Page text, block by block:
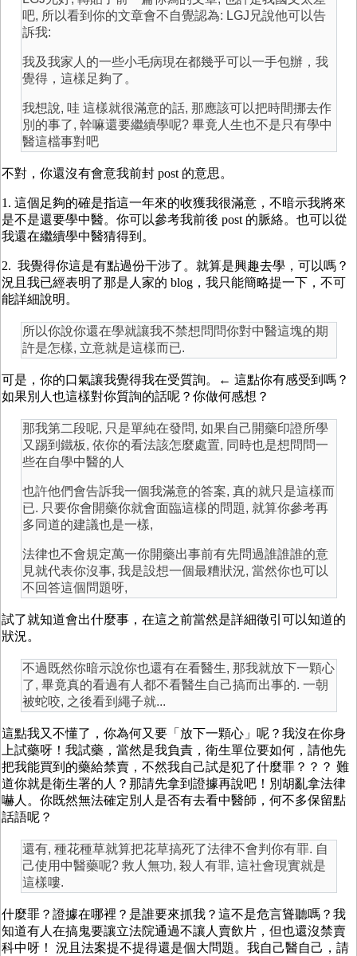
吧, 所以看到你的文章會不自覺認為: LGJ兄說他可以告
訴我:
我及我家人的一些小毛病現在都幾乎可以一手包辦，我
覺得，這樣足夠了。
我想說, 哇 這樣就很滿意的話, 那應該可以把時間挪去作
別的事了, 幹嘛還要繼續學呢? 畢竟人生也不是只有學中
醫這檔事對吧
不對，你還沒有會意我前封 post 的意思。
1. 這個足夠的確是指這一年來的收獲我很滿意，不暗示我將來
是不是還要學中醫。你可以參考我前後 post 的脈絡。也可以從
我還在繼續學中醫猜得到。
2. 我覺得你這是有點過份干涉了。就算是興趣去學，可以嗎？
況且我已經表明了那是人家的 blog，我只能簡略提一下，不可
能詳細說明。
所以你說你還在學就讓我不禁想問問你對中醫這塊的期
許是怎樣, 立意就是這樣而已.
可是，你的口氣讓我覺得我在受質詢。← 這點你有感受到嗎？
如果別人也這樣對你質詢的話呢？你做何感想？
那我第二段呢, 只是單純在發問, 如果自己開藥印證所學
又踢到鐵板, 依你的看法該怎麼處置, 同時也是想問問一
些在自學中醫的人
也許他們會告訴我一個我滿意的答案, 真的就只是這樣而
已. 只要你會開藥你就會面臨這樣的問題, 就算你參考再
多同道的建議也是一樣,
法律也不會規定萬一你開藥出事前有先問過誰誰誰的意
見就代表你沒事, 我是設想一個最糟狀況, 當然你也可以
不回答這個問題呀,
試了就知道會出什麼事，在這之前當然是詳細徵引可以知道的
狀況。
不過既然你暗示說你也還有在看醫生, 那我就放下一顆心
了, 畢竟真的看過有人都不看醫生自己搞而出事的. 一朝
被蛇咬, 之後看到繩子就...
這點我又不懂了，你為何又要「放下一顆心」呢？我沒在你身
上試藥呀！我試藥，當然是我負責，衛生單位要如何，請他先
把我能買到的藥給禁賣，不然我自己試是犯了什麼罪？？？ 難
道你就是衛生署的人？那請先拿到證據再說吧！別胡亂拿法律
嚇人。你既然無法確定別人是否有去看中醫師，何不多保留點
話語呢？
還有, 種花種草就算把花草搞死了法律不會判你有罪. 自
己使用中醫藥呢? 救人無功, 殺人有罪, 這社會現實就是
這樣嘍.
什麼罪？證據在哪裡？是誰要來抓我？這不是危言聳聽嗎？我
知道有人在搞鬼要讓立法院通過不讓人賣飲片，但也還沒禁賣
科中呀！ 況且法案提不提得還是個大問題。我自己醫自己，請